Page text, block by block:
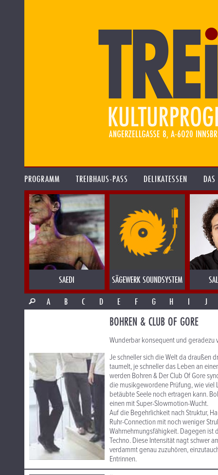
PROGRAMM TREIBHAUS-PASS DELIKATESSEN
SAEDI SÄGEWERK SOUNDSYSTEM
A
B C D E F G H I J
BOHREN & CLUB OF GORE
Wunderbar konsequent und geradezu
Je schneller sich die Welt da draußen
taumelt, je schneller das Leben an
werden Bohren & Der Club Of Gore
die musikgewordene Prüfung, wie
betäubte Seele noch ertragen kann.
einen mit Super-Slowmotion-Wucht.
Auf die Begehrlichkeit nach Struktur,
Ruhr-Connection mit noch weniger
Wahrnehmungsfähigkeit. Dagegen ist
Techno. Diese Intensität nagt schwer
verdammt genau zuzuhören,
Entrinnen.